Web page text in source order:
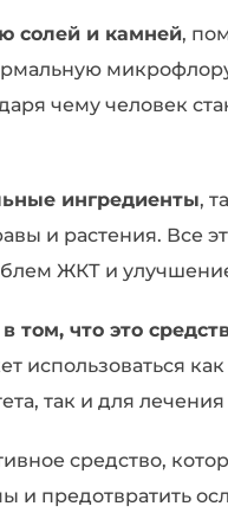
солей и камней,
чему человек
ингредиенты,
и растения. Все
ЖКТ и
что это
использоваться
так и для
средство,
предотвратить